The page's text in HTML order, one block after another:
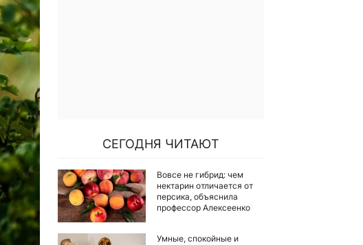
СЕГОДНЯ ЧИТАЮТ
Вовсе не гибрид: чем
нектарин отличается от
персика, объяснила
профессор Алексеенко
Умные, спокойные и